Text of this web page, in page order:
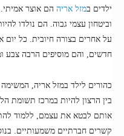
ילדים במזל אריה הם אוצר
וביטחון עצמי גבוה. הם נולדו
על אחרים בצורה חיובית. כל יום
חדשים, והם מוסיפים הרבה צבע
כהורים לילד במזל אריה,
בין הרצון להיות במרכז תשומת
אותם לבטא את עצמם, ללמוד
קשרים חברתיים משמעותיים.